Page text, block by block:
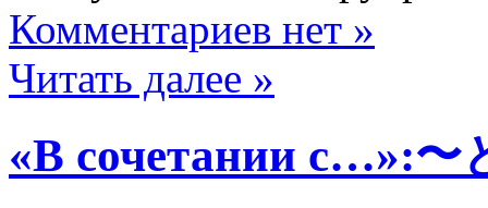
Комментариев нет »
Читать далее »
«В сочетании с…»:〜